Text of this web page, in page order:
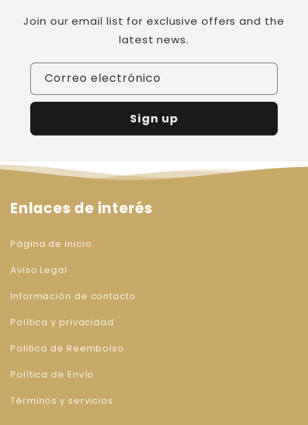
Join our email list for exclusive offers and the
latest news.
Correo electrónico
Sign up
Enlaces de interés
Página de inicio
Aviso Legal
Información de contacto
Política y privacidad
Politica de Reembolso
Política de Envío
Términos y servicios